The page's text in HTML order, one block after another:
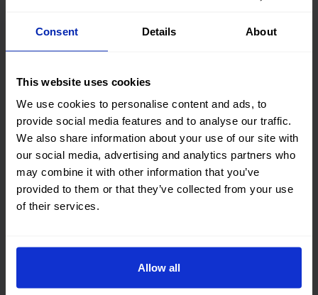
Consent Details About
This website uses cookies
We use cookies to personalise content and ads, to
provide social media features and to analyse our traffic.
We also share information about your use of our site with
our social media, advertising and analytics partners who
may combine it with other information that you’ve
provided to them or that they’ve collected from your use
of their services.
Allow all
Chania
Zakynthos